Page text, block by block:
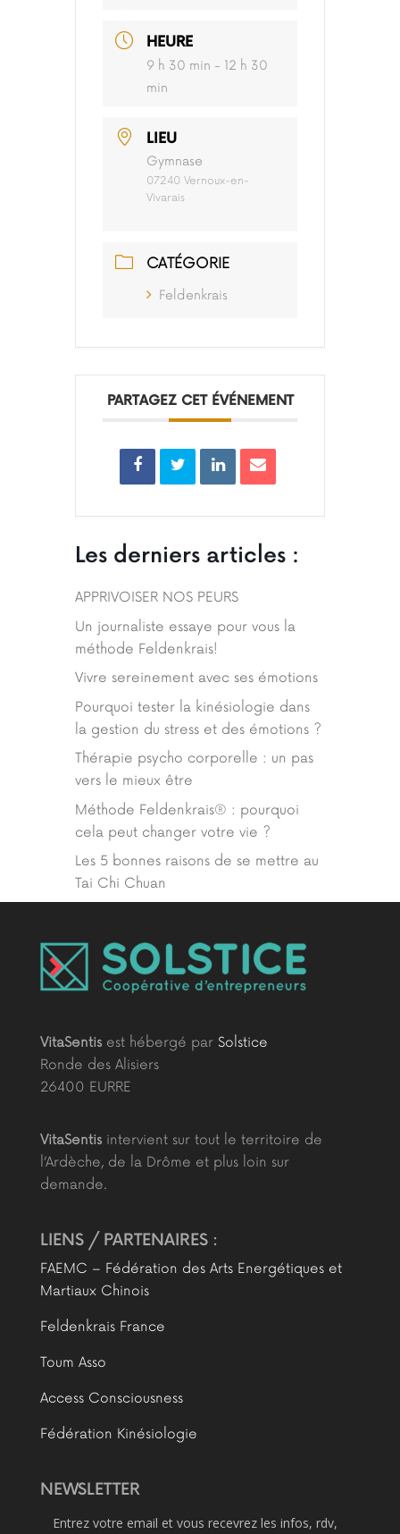
HEURE
9 h 30 min - 12 h 30
min
LIEU
Gymnase
07240 Vernoux-en-
Vivarais
CATÉGORIE
Feldenkrais
PARTAGEZ CET ÉVÉNEMENT
Les derniers articles :
APPRIVOISER NOS PEURS
Un journaliste essaye pour vous la
méthode Feldenkrais!
Vivre sereinement avec ses émotions
Pourquoi tester la kinésiologie dans
la gestion du stress et des émotions ?
Thérapie psycho corporelle : un pas
vers le mieux être
Méthode Feldenkrais® : pourquoi
cela peut changer votre vie ?
Les 5 bonnes raisons de se mettre au
Tai Chi Chuan
VitaSentisest hébergé par Solstice
Ronde des Alisiers
26400 EURRE
VitaSentisintervient sur tout le territoire de
l’Ardèche, de la Drôme et plus loin sur
demande.
LIENS / PARTENAIRES :
FAEMC – Fédération des Arts Energétiques et
Martiaux Chinois
Feldenkrais France
Toum Asso
Access Consciousness
Fédération Kinésiologie
NEWSLETTER
Entrez votre email et vous recevrez les infos, rdv,